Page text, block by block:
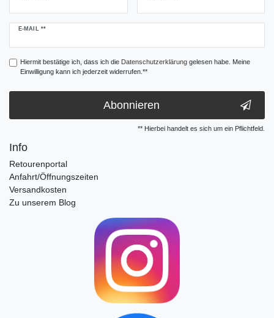
E-MAIL **
Newsletter
Hiermit bestätige ich, dass ich die Daten­schutz­erklärunggelesen habe. Meine
Einwilligung kann ich jederzeit widerrufen.**
Abonnieren
** Hierbei handelt es sich um ein Pflichtfeld.
Info
Retourenportal
Anfahrt/Öffnungszeiten
Versandkosten
Zu unserem Blog